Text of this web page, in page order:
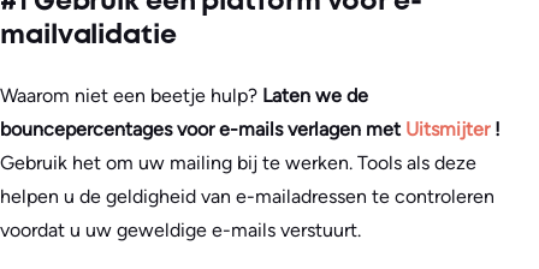
mailvalidatie
Waarom niet een beetje hulp? Laten we de
bouncepercentages voor e-mails verlagen met Uitsmijter !
Gebruik het om uw mailing bij te werken. Tools als deze
helpen u de geldigheid van e-mailadressen te controleren
voordat u uw geweldige e-mails verstuurt.